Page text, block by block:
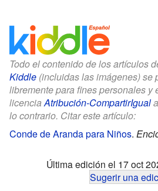
Todo el contenido de los artículos
Kiddle (incluidas las imágenes) se
libremente para fines personales y
licenciaAtribución-CompartirIgual
lo contrario. Citar este artículo:
Conde de Aranda para Niños.
Última edición el 17 oct
Sugerir una